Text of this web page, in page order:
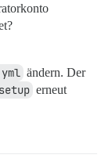
ändern. Der
erneut